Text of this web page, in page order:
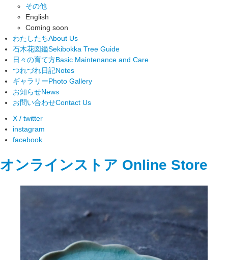
その他
English
Coming soon
わたしたちAbout Us
石木花図鑑Sekibokka Tree Guide
日々の育て方Basic Maintenance and Care
つれづれ日記Notes
ギャラリーPhoto Gallery
お知らせNews
お問い合わせContact Us
X / twitter
instagram
facebook
オンラインストア Online Store